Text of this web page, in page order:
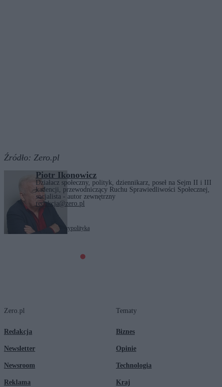
Źródło: Zero.pl
Piotr Ikonowicz
Działacz społeczny, polityk, dziennikarz, poseł na Sejm II i III
kadencji, przewodniczący Ruchu Sprawiedliwości Społecznej,
socjalista - autor zewnętrzny
redakcja@zero.pl
Donald Tuskpolitycypolityka
Zero.pl
Redakcja
Newsletter
Newsroom
Reklama
Tematy
Biznes
Opinie
Technologia
Kraj